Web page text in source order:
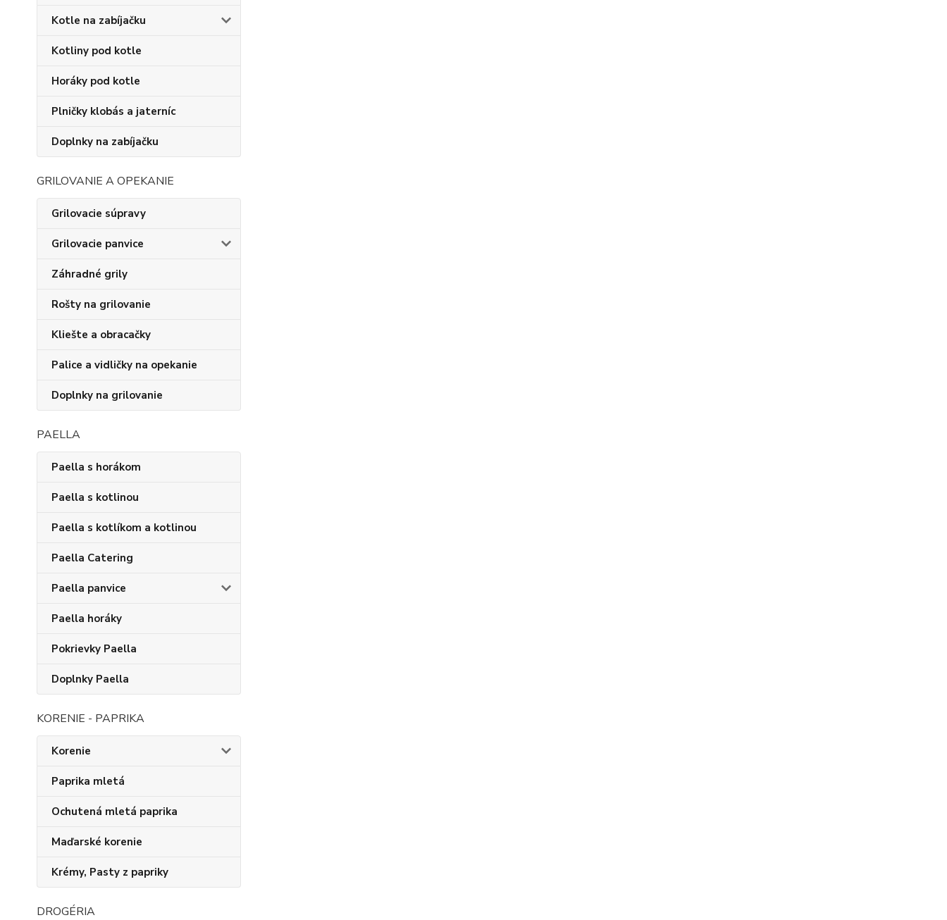
Kotle na zabíjačku
Kotliny pod kotle
Horáky pod kotle
Plničky klobás a jaterníc
Doplnky na zabíjačku
GRILOVANIE A OPEKANIE
Grilovacie súpravy
Grilovacie panvice
Záhradné grily
Rošty na grilovanie
Kliešte a obracačky
Palice a vidličky na opekanie
Doplnky na grilovanie
PAELLA
Paella s horákom
Paella s kotlinou
Paella s kotlíkom a kotlinou
Paella Catering
Paella panvice
Paella horáky
Pokrievky Paella
Doplnky Paella
KORENIE - PAPRIKA
Korenie
Paprika mletá
Ochutená mletá paprika
Maďarské korenie
Krémy, Pasty z papriky
DROGÉRIA